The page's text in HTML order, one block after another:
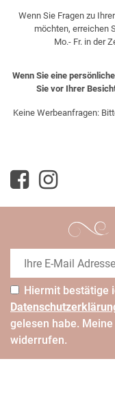
Wenn Sie Fragen zu
möchten, erreichen
Mo.- Fr. in der
Wenn Sie eine
Sie vor Ihrer
Keine Werbeanfragen:
Hiermit bestätige
gelesen habe.
widerrufen.